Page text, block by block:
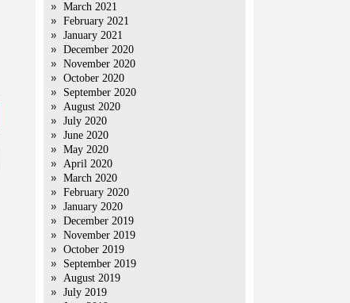
March 2021
February 2021
January 2021
December 2020
November 2020
October 2020
September 2020
August 2020
July 2020
June 2020
May 2020
April 2020
March 2020
February 2020
January 2020
December 2019
November 2019
October 2019
September 2019
August 2019
July 2019